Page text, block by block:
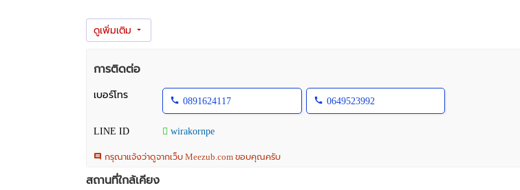
หรืออื่นๆๆ ทำเล ดี ติดถนนคนพลุกพล่าน ใกล้รถไฟฟ้า สถานีหลัก รถไฟฟ้า2 สาย สถานี หลักสี่
สายสีแดงและชมพู 500 เมตร(เดินได้)และ บีทีเอส สถานี พหลโยธิน
และข้างบน สามารถใช้เป็นที่พักอาศัย แต่งสไตล์โมเดิร์น ทำเล อยู่ตรงข้าม หมู่บ้านสิรสา 100กว่าหลัง และอยู่ตรง
ที่ตั้งซอยแจ้งวัฒนะ 6 แขวงตลาดบางเขน เขตหลักสี่ กรุงเทพมหานคร 10210
# ขายบ้าน #เช่าบ้าน #เช่าโกดัง #ขาย เช่าโรงาน #ที่ดิน #คอนโด // Face book willium wallest
สนใจนัดชมติดต่อ คุณ น้อย Agent 0891624117 // ID Line :0649523992 // ID line:wirakornpe
การติดต่อ
เบอร์โทร
0891624117 0649523992
LINE ID wirakornpe
กรุณาแจ้งว่าดูจากเว็บ Meezub.com ขอบคุณครับ
สถานที่ใกล้เคียง